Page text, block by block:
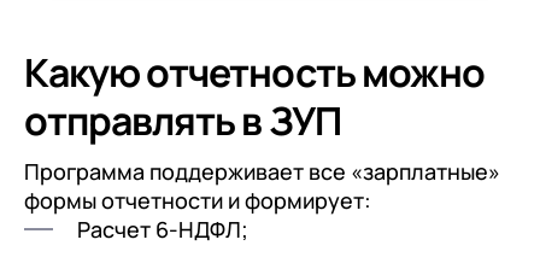
Какую отчетность можно
отправлять в ЗУП
Программа поддерживает все «зарплатные»
формы отчетности и формирует:
Расчет 6-НДФЛ;